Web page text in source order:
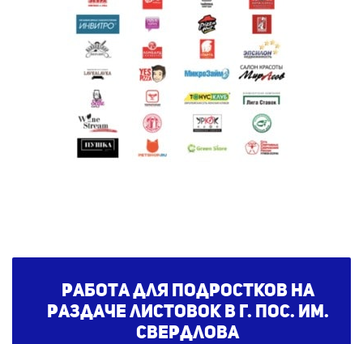
Работа для подростков на
раздаче листовок в г. пос. им.
Свердлова